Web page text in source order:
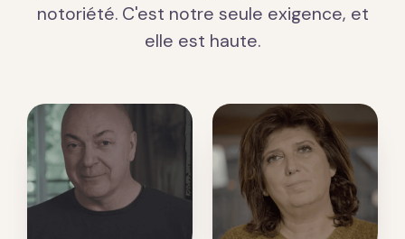
notoriété. C'est notre seule exigence, et
elle est haute.